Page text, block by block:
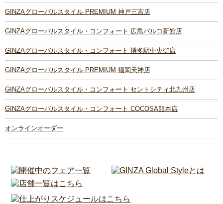
GINZAグローバルスタイル PREMIUM 神戸三宮店
GINZAグローバルスタイル・コンフォート 広島パルコ新館店
GINZAグローバルスタイル・コンフォート 博多駅中央街店
GINZAグローバルスタイル PREMIUM 福岡天神店
GINZAグローバルスタイル・コンフォート セントシティ北九州店
GINZAグローバルスタイル・コンフォート COCOSA熊本店
オンラインオーダー